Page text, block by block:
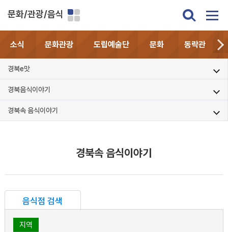
문화/관광/음식
소식 문화관광 도립예술단 문화 동락관
경북e맛
경북음식이야기
경북속 음식이야기
경북속 음식이야기
음식점 검색
지역